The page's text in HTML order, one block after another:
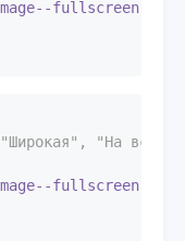
fullscreen,
"На всю
fullscreen,